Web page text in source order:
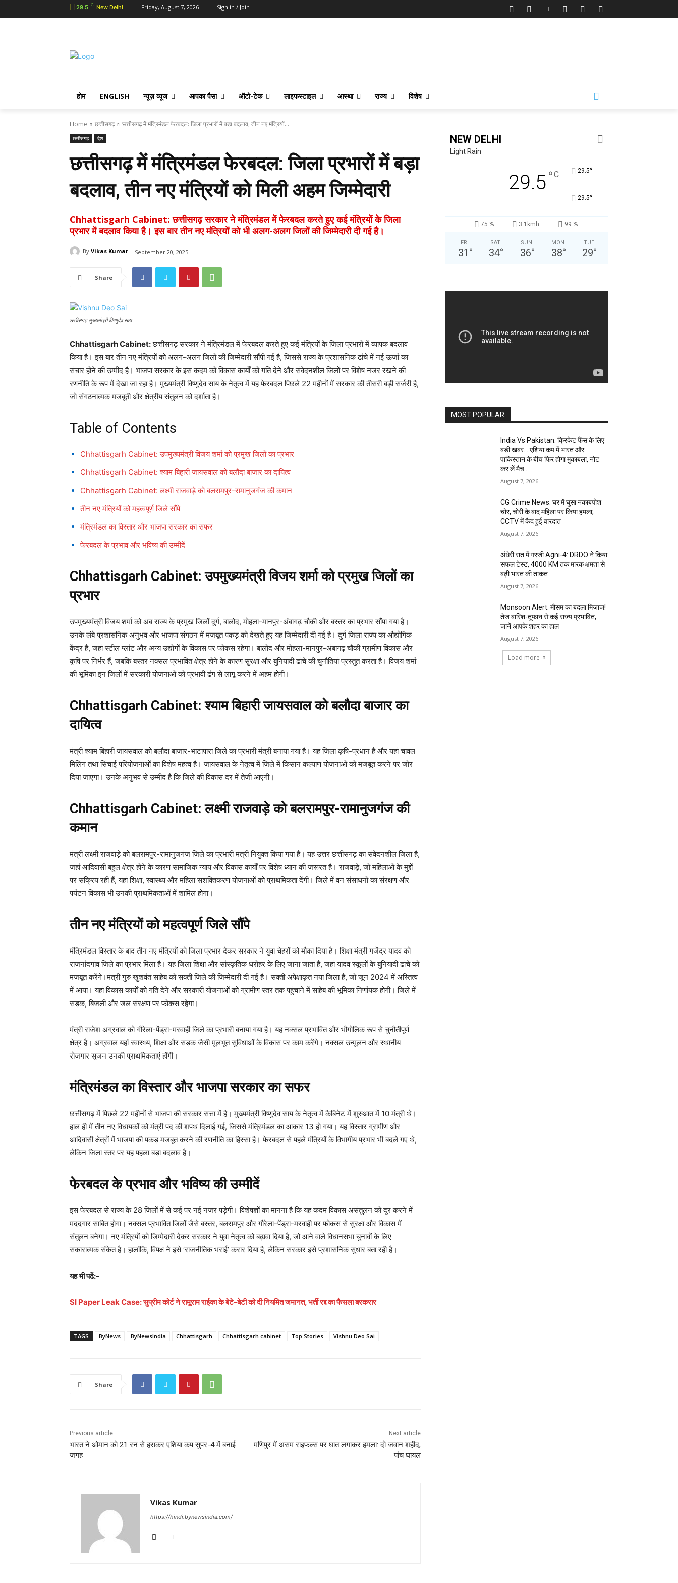
29.5 C New Delhi Friday, August 7, 2026 Sign in / Join
होम ENGLISH न्यूज़ व्यूज आपका पैसा ऑटो-टेक लाइफस्टाइल आस्था राज्य विशेष
Home छत्तीसगढ़ छत्तीसगढ़ में मंत्रिमंडल फेरबदल: जिला प्रभारों में बड़ा बदलाव, तीन नए मंत्रियों...
छत्तीसगढ़ देश
छत्तीसगढ़ में मंत्रिमंडल फेरबदल: जिला प्रभारों में बड़ा
बदलाव, तीन नए मंत्रियों को मिली अहम जिम्मेदारी
Chhattisgarh Cabinet: छत्तीसगढ़ सरकार ने मंत्रिमंडल में फेरबदल करते हुए कई मंत्रियों के जिला
प्रभार में बदलाव किया है। इस बार तीन नए मंत्रियों को भी अलग-अलग जिलों की जिम्मेदारी दी गई है।
By Vikas Kumar September 20, 2025
Share
छत्तीसगढ़ मुख्यमंत्री विष्णुदेव साय
Chhattisgarh Cabinet:छत्तीसगढ़ सरकार ने मंत्रिमंडल में फेरबदल करते हुए कई मंत्रियों के जिला प्रभारों में व्यापक बदलाव
किया है। इस बार तीन नए मंत्रियों को अलग-अलग जिलों की जिम्मेदारी सौंपी गई है, जिससे राज्य के प्रशासनिक ढांचे में नई ऊर्जा का
संचार होने की उम्मीद है। भाजपा सरकार के इस कदम को विकास कार्यों को गति देने और संवेदनशील जिलों पर विशेष नजर रखने की
रणनीति के रूप में देखा जा रहा है। मुख्यमंत्री विष्णुदेव साय के नेतृत्व में यह फेरबदल पिछले 22 महीनों में सरकार की तीसरी बड़ी सर्जरी है,
जो संगठनात्मक मजबूती और क्षेत्रीय संतुलन को दर्शाता है।
Table of Contents
Chhattisgarh Cabinet: उपमुख्यमंत्री विजय शर्मा को प्रमुख जिलों का प्रभार
Chhattisgarh Cabinet: श्याम बिहारी जायसवाल को बलौदा बाजार का दायित्व
Chhattisgarh Cabinet: लक्ष्मी राजवाड़े को बलरामपुर-रामानुजगंज की कमान
तीन नए मंत्रियों को महत्वपूर्ण जिले सौंपे
मंत्रिमंडल का विस्तार और भाजपा सरकार का सफर
फेरबदल के प्रभाव और भविष्य की उम्मीदें
Chhattisgarh Cabinet: उपमुख्यमंत्री विजय शर्मा को प्रमुख जिलों का
प्रभार
उपमुख्यमंत्री विजय शर्मा को अब राज्य के प्रमुख जिलों दुर्ग, बालोद, मोहला-मानपुर-अंबागढ़ चौकी और बस्तर का प्रभार सौंपा गया है।
उनके लंबे प्रशासनिक अनुभव और भाजपा संगठन में मजबूत पकड़ को देखते हुए यह जिम्मेदारी दी गई है। दुर्ग जिला राज्य का औद्योगिक
केंद्र है, जहां स्टील प्लांट और अन्य उद्योगों के विकास पर फोकस रहेगा। बालोद और मोहला-मानपुर-अंबागढ़ चौकी ग्रामीण विकास और
कृषि पर निर्भर हैं, जबकि बस्तर नक्सल प्रभावित क्षेत्र होने के कारण सुरक्षा और बुनियादी ढांचे की चुनौतियां प्रस्तुत करता है। विजय शर्मा
की भूमिका इन जिलों में सरकारी योजनाओं को प्रभावी ढंग से लागू करने में अहम होगी।
Chhattisgarh Cabinet: श्याम बिहारी जायसवाल को बलौदा बाजार का
दायित्व
मंत्री श्याम बिहारी जायसवाल को बलौदा बाजार-भाटापारा जिले का प्रभारी मंत्री बनाया गया है। यह जिला कृषि-प्रधान है और यहां चावल
मिलिंग तथा सिंचाई परियोजनाओं का विशेष महत्व है। जायसवाल के नेतृत्व में जिले में किसान कल्याण योजनाओं को मजबूत करने पर जोर
दिया जाएगा। उनके अनुभव से उम्मीद है कि जिले की विकास दर में तेजी आएगी।
Chhattisgarh Cabinet: लक्ष्मी राजवाड़े को बलरामपुर-रामानुजगंज की
कमान
मंत्री लक्ष्मी राजवाड़े को बलरामपुर-रामानुजगंज जिले का प्रभारी मंत्री नियुक्त किया गया है। यह उत्तर छत्तीसगढ़ का संवेदनशील जिला है,
जहां आदिवासी बहुल क्षेत्र होने के कारण सामाजिक न्याय और विकास कार्यों पर विशेष ध्यान की जरूरत है। राजवाड़े, जो महिलाओं के मुद्दों
पर सक्रिय रही हैं, यहां शिक्षा, स्वास्थ्य और महिला सशक्तिकरण योजनाओं को प्राथमिकता देंगी। जिले में वन संसाधनों का संरक्षण और
पर्यटन विकास भी उनकी प्राथमिकताओं में शामिल होगा।
तीन नए मंत्रियों को महत्वपूर्ण जिले सौंपे
मंत्रिमंडल विस्तार के बाद तीन नए मंत्रियों को जिला प्रभार देकर सरकार ने युवा चेहरों को मौका दिया है। शिक्षा मंत्री गजेंद्र यादव को
राजनांदगांव जिले का प्रभार मिला है। यह जिला शिक्षा और सांस्कृतिक धरोहर के लिए जाना जाता है, जहां यादव स्कूलों के बुनियादी ढांचे को
मजबूत करेंगे।मंत्री गुरु खुशवंत साहेब को सक्ती जिले की जिम्मेदारी दी गई है। सक्ती अपेक्षाकृत नया जिला है, जो जून 2024 में अस्तित्व
में आया। यहां विकास कार्यों को गति देने और सरकारी योजनाओं को ग्रामीण स्तर तक पहुंचाने में साहेब की भूमिका निर्णायक होगी। जिले में
सड़क, बिजली और जल संरक्षण पर फोकस रहेगा।
मंत्री राजेश अग्रवाल को गौरेला-पेंड्रा-मरवाही जिले का प्रभारी बनाया गया है। यह नक्सल प्रभावित और भौगोलिक रूप से चुनौतीपूर्ण
क्षेत्र है। अग्रवाल यहां स्वास्थ्य, शिक्षा और सड़क जैसी मूलभूत सुविधाओं के विकास पर काम करेंगे। नक्सल उन्मूलन और स्थानीय
रोजगार सृजन उनकी प्राथमिकताएं होंगी।
मंत्रिमंडल का विस्तार और भाजपा सरकार का सफर
छत्तीसगढ़ में पिछले 22 महीनों से भाजपा की सरकार सत्ता में है। मुख्यमंत्री विष्णुदेव साय के नेतृत्व में कैबिनेट में शुरुआत में 10 मंत्री थे।
हाल ही में तीन नए विधायकों को मंत्री पद की शपथ दिलाई गई, जिससे मंत्रिमंडल का आकार 13 हो गया। यह विस्तार ग्रामीण और
आदिवासी क्षेत्रों में भाजपा की पकड़ मजबूत करने की रणनीति का हिस्सा है। फेरबदल से पहले मंत्रियों के विभागीय प्रभार भी बदले गए थे,
लेकिन जिला स्तर पर यह पहला बड़ा बदलाव है।
फेरबदल के प्रभाव और भविष्य की उम्मीदें
इस फेरबदल से राज्य के 28 जिलों में से कई पर नई नजर पड़ेगी। विशेषज्ञों का मानना है कि यह कदम विकास असंतुलन को दूर करने में
मददगार साबित होगा। नक्सल प्रभावित जिलों जैसे बस्तर, बलरामपुर और गौरेला-पेंड्रा-मरवाही पर फोकस से सुरक्षा और विकास में
संतुलन बनेगा। नए मंत्रियों को जिम्मेदारी देकर सरकार ने युवा नेतृत्व को बढ़ावा दिया है, जो आने वाले विधानसभा चुनावों के लिए
सकारात्मक संकेत है। हालांकि, विपक्ष ने इसे ‘राजनीतिक भराई’ करार दिया है, लेकिन सरकार इसे प्रशासनिक सुधार बता रही है।
यह भी पढें:-
SI Paper Leak Case: सुप्रीम कोर्ट ने रामूराम राईका के बेटे-बेटी को दी नियमित जमानत, भर्ती रद्द का फैसला बरकरार
TAGS ByNews ByNewsIndia Chhattisgarh Chhattisgarh cabinet Top Stories Vishnu Deo Sai
Share
Previous article
भारत ने ओमान को 21 रन से हराकर एशिया कप सुपर-4 में बनाई
जगह
Next article
मणिपुर में असम राइफल्स पर घात लगाकर हमला: दो जवान शहीद,
पांच घायल
Vikas Kumar
https://hindi.bynewsindia.com/
NEW DELHI
Light Rain
29.5°C 29.5°
29.5°
75 % 3.1kmh 99 %
FRI
31 °
SAT
34°
SUN
36°
MON
38°
TUE
29°
MOST POPULAR
India Vs Pakistan: क्रिकेट फैंस के लिए
बड़ी खबर… एशिया कप में भारत और
पाकिस्तान के बीच फिर होगा मुकाबला, नोट
कर लें मैच...
August 7, 2026
CG Crime News: घर में घुसा नकाबपोश
चोर, चोरी के बाद महिला पर किया हमला;
CCTV में कैद हुई वारदात
August 7, 2026
अंधेरी रात में गरजी Agni-4: DRDO ने किया
सफल टेस्ट, 4000 KM तक मारक क्षमता से
बढ़ी भारत की ताकत
August 7, 2026
Monsoon Alert: मौसम का बदला मिजाज!
तेज बारिश-तूफान से कई राज्य प्रभावित,
जानें आपके शहर का हाल
August 7, 2026
Load more